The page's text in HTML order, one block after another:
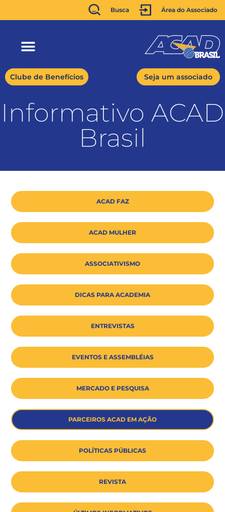
Busca Área do Associado
Clube de Benefícios Seja um associado
Informativo ACAD
Brasil
ACAD FAZ
ACAD MULHER
ASSOCIATIVISMO
DICAS PARA ACADEMIA
ENTREVISTAS
EVENTOS E ASSEMBLÉIAS
MERCADO E PESQUISA
PARCEIROS ACAD EM AÇÃO
POLÍTICAS PÚBLICAS
REVISTA